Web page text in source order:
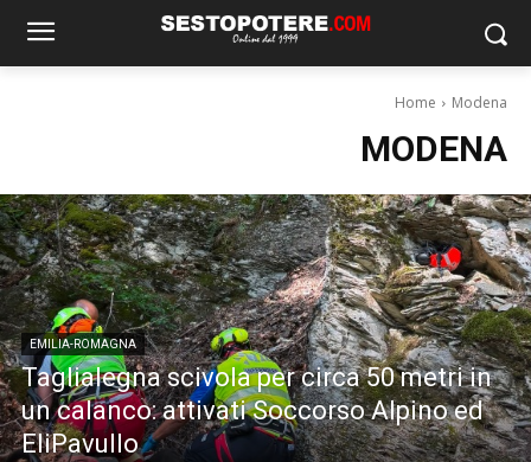
Home Modena
MODENA
EMILIA-ROMAGNA
Taglialegna scivola per circa 50 metri in
un calanco: attivati Soccorso Alpino ed
EliPavullo